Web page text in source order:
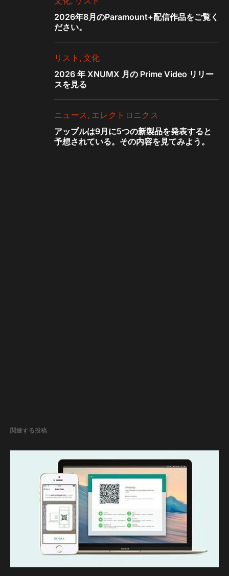
2026年8月のParamount+配信作品をご覧く
ださい。
リスト 文化
2026 年 XNUMX 月の Prime Video リリー
スを見る
ニュース エレクトロニクス
アップルは9月に5つの新製品を発表すると
予想されている。その内容を見てみよう。
関連する投稿